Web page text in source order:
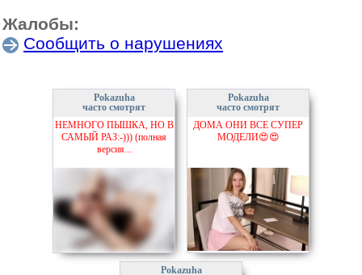
Жалобы:
Сообщить о нарушениях
Pokazuha
часто смотрят
НЕМНОГО ПЫШКА, НО В
САМЫЙ РАЗ:-))) (полная
версия...
Pokazuha
часто смотрят
ДОМА ОНИ ВСЕ СУПЕР
МОДЕЛИ😍😍
Pokazuha